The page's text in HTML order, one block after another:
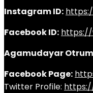
Instagram ID:
Facebook ID: https://
Agamudayar
Facebook Page:
Twitter Profile: